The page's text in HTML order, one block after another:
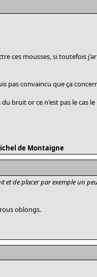
ces mousses, si toutefois
pas convaincu que ça
bruit or ce n'est pas le cas
de Montaigne
de placer par exemple un
oblongs.